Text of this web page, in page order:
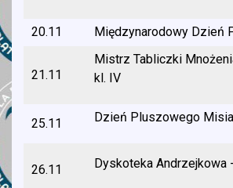
20.11 Międzynarodowy Dzień
21.11
Mistrz Tabliczki
kl. IV
25.11 Dzień Pluszowego Misia
26.11 Dyskoteka Andrzejkowa